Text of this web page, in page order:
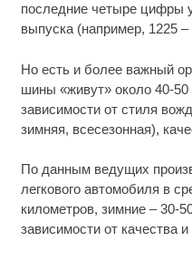
последние четыре цифры
выпуска (например, 1225
Но есть и более важный
шины «живут» около 40-
зависимости от стиля
зимняя, всесезонная),
По данным ведущих
легкового автомобиля в
километров, зимние – 30-
зависимости от качества